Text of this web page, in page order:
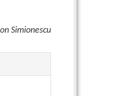
Simionescu